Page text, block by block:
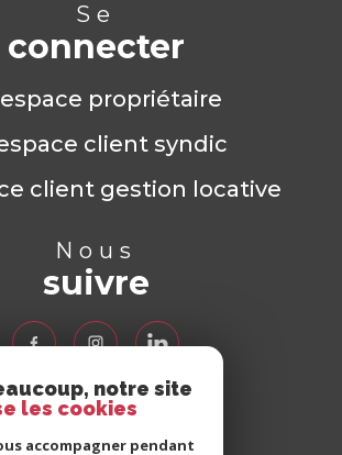
Se
connecter
espace propriétaire
client syndic
client gestion locative
Nous
suivre
Nous
adhérons
notre site
les cookies
accompagner pendant